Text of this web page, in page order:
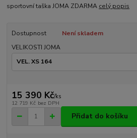
sportovní taška JOMA ZDARMA celý popis
Dostupnost
Není skladem
VELIKOSTI JOMA
15 390 Kč/ks
12 719 Kč bez DPH
Přidat do košíku